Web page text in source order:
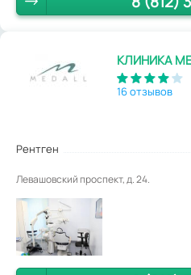
КЛИНИКА
16 отзывов
Рентген
Левашовский проспект, д. 24.